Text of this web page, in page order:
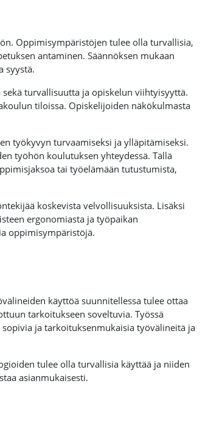
Oppimisympäristöjen tulee olla turvallisia,
antaminen. Säännöksen mukaan
syystä.
turvallisuutta ja opiskelun viihtyisyyttä.
tiloissa. Opiskelijoiden näkökulmasta
työkyvyn turvaamiseksi ja ylläpitämiseksi.
työhön koulutuksen yhteydessä. Tällä
tai työelämään tutustumista,
koskevista velvollisuuksista. Lisäksi
ergonomiasta ja työpaikan
oppimisympäristöjä.
käyttöä suunnitellessa tulee ottaa
tarkoitukseen soveltuvia. Työssä
ja tarkoituksenmukaisia työvälineitä ja
tulee olla turvallisia käyttää ja niiden
asianmukaisesti.